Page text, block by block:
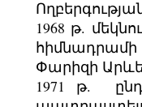
1968 թ.
հիմնադրամի
Փարիզի
1971 թ.